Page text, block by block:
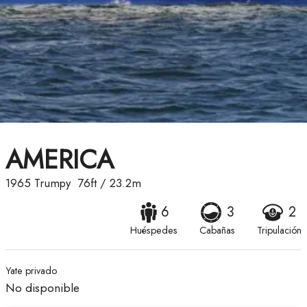
AMERICA
1965 Trumpy 76ft/ 23.2m
6
Huéspedes
3
Cabañas
2
Tripulación
Yate privado
No disponible